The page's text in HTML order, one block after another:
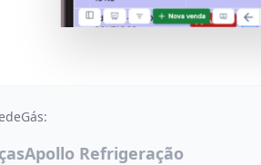
Apollo Refrigeração